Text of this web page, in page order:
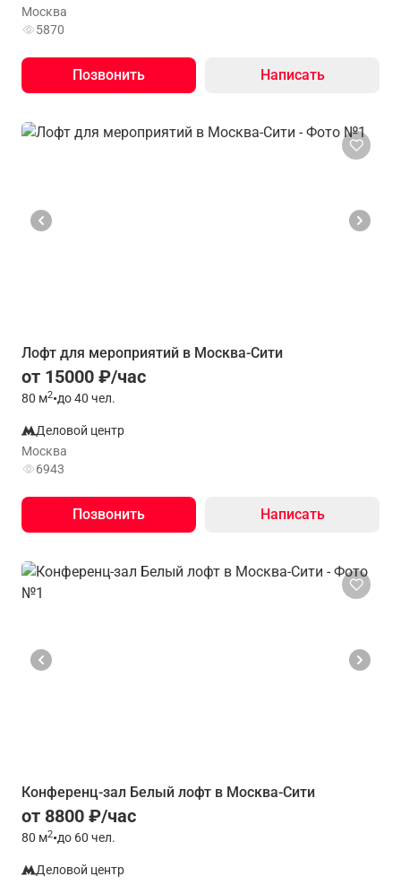
Москва
5870
Позвонить Написать
Лофт для мероприятий в Москва-Сити
от 15000 ₽/час
80 м2•до 40 чел.
Деловой центр
Москва
6943
Позвонить Написать
Конференц-зал Белый лофт в Москва-Сити
от 8800 ₽/час
80 м2•до 60 чел.
Деловой центр